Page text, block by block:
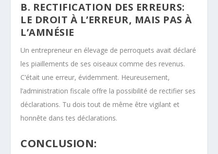
B. RECTIFICATION DES ERREURS:
LE DROIT À L’ERREUR, MAIS PAS À
L’AMNÉSIE
Un entrepreneur en élevage de perroquets avait déclaré
les piaillements de ses oiseaux comme des revenus.
C’était une erreur, évidemment. Heureusement,
l’administration fiscale offre la possibilité de rectifier ses
déclarations. Tu dois tout de même être vigilant et
honnête dans tes déclarations.
CONCLUSION: